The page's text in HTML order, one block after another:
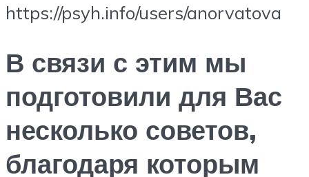
https://psyh.info/users/anorvatova
В связи с этим мы
подготовили для Вас
несколько советов,
благодаря которым